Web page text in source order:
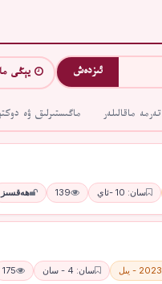
ئىزدەش يېڭى
تەرمە ماقالىلەر ماگىستىرلىق ۋە
سان: 10 -ئاي 139 ھەقسىز
2023 - يىل سان: 4 - سان 175